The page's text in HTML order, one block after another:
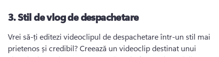
3.Stil de vlog de despachetare
Vrei să-ți editezi videoclipul de despachetare într-un stil mai
prietenos și credibil? Creează un videoclip destinat unui